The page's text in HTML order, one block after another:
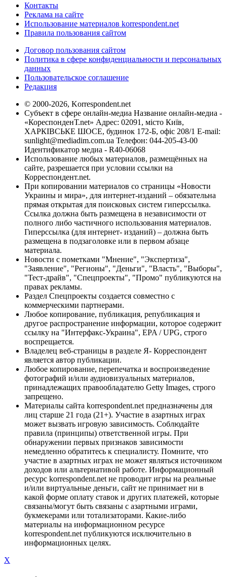
Контакты
Реклама на сайте
Использование материалов korrespondent.net
Правила пользования сайтом
Договор пользования сайтом
Политика в сфере конфиденциальности и персональных
данных
Пользовательское соглашение
Редакция
© 2000-2026, Korrespondent.net
Субъект в сфере онлайн-медиа Название онлайн-медиа -
«КореспонденТ.net» Адрес: 02091, місто Київ,
ХАРКІВСЬКЕ ШОСЕ, будинок 172-Б, офіс 208/1 E-mail:
sunlight@mediadim.com.ua Телефон: 044-205-43-00
Идентификатор медиа - R40-06068
Использование любых материалов, размещённых на
сайте, разрешается при условии ссылки на
Корреспондент.net.
При копировании материалов со страницы «Новости
Украины и мира», для интернет-изданий – обязательна
прямая открытая для поисковых систем гиперссылка.
Ссылка должна быть размещена в независимости от
полного либо частичного использования материалов.
Гиперссылка (для интернет- изданий) – должна быть
размещена в подзаголовке или в первом абзаце
материала.
Новости с пометками "Мнение", "Экспертиза",
"Заявление", "Регионы", "Деньги", "Власть", "Выборы",
"Тест-драйв", "Спецпроекты", "Промо" публикуются на
правах рекламы.
Раздел Спецпроекты создается совместно с
коммерческими партнерами.
Любое копирование, публикация, републикация и
другое распространение информации, которое содержит
ссылку на "Интерфакс-Украина", EPA / UPG, строго
воспрещается.
Владелец веб-страницы в разделе Я- Корреспондент
является автор публикации.
Любое копирование, перепечатка и воспроизведение
фотографий и/или аудиовизуальных материалов,
принадлежащих правообладателю Getty Images, строго
запрещено.
Материалы сайта korrespondent.net предназначены для
лиц старше 21 года (21+). Участие в азартных играх
может вызвать игровую зависимость. Соблюдайте
правила (принципы) ответственной игры. При
обнаружении первых признаков зависимости
немедленно обратитесь к специалисту. Помните, что
участие в азартных играх не может являться источником
доходов или альтернативой работе. Информационный
ресурс korrespondent.net не проводит игры на реальные
и/или виртуальные деньги, сайт не принимает ни в
какой форме оплату ставок и других платежей, которые
связаны/могут быть связаны с азартными играми,
букмекерами или тотализаторами. Какие-либо
материалы на информационном ресурсе
korrespondent.net публикуются исключительно в
информационных целях.
X